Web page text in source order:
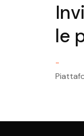
le
-